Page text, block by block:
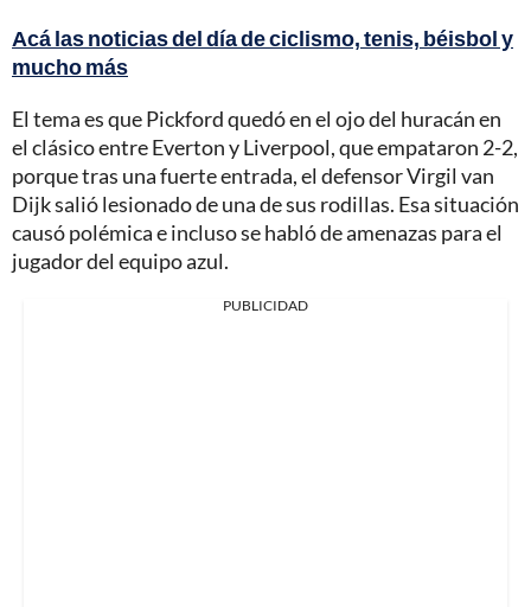
Acá las noticias del día de ciclismo, tenis, béisbol y
mucho más
El tema es que Pickford quedó en el ojo del huracán en
el clásico entre Everton y Liverpool, que empataron 2-2,
porque tras una fuerte entrada, el defensor Virgil van
Dijk salió lesionado de una de sus rodillas. Esa situación
causó polémica e incluso se habló de amenazas para el
jugador del equipo azul.
PUBLICIDAD